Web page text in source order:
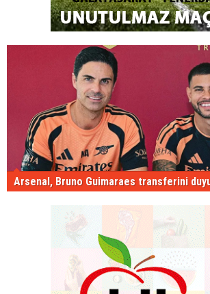
Arsenal, Bruno Guimaraes transferini